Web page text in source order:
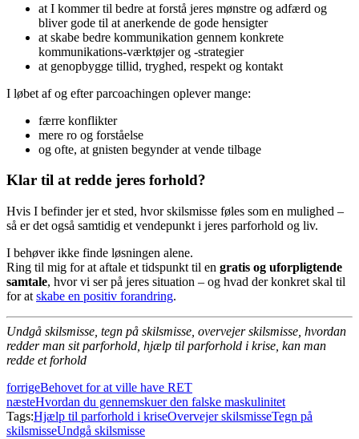
at I kommer til bedre at forstå jeres mønstre og adfærd og
bliver gode til at anerkende de gode hensigter
at skabe bedre kommunikation gennem konkrete
kommunikations-værktøjer og -strategier
at genopbygge tillid, tryghed, respekt og kontakt
I løbet af og efter parcoachingen oplever mange:
færre konflikter
mere ro og forståelse
og ofte, at gnisten begynder at vende tilbage
Klar til at redde jeres forhold?
Hvis I befinder jer et sted, hvor skilsmisse føles som en mulighed –
så er det også samtidig et vendepunkt i jeres parforhold og liv.
I behøver ikke finde løsningen alene.
Ring til mig for at aftale et tidspunkt til en gratis og uforpligtende
samtale, hvor vi ser på jeres situation – og hvad der konkret skal til
for at skabe en positiv forandring.
Undgå skilsmisse, tegn på skilsmisse, overvejer skilsmisse, hvordan
redder man sit parforhold, hjælp til parforhold i krise, kan man
redde et forhold
forrigeBehovet for at ville have RET
næsteHvordan du gennemskuer den falske maskulinitet
Tags:Hjælp til parforhold i kriseOvervejer skilsmisseTegn på
skilsmisseUndgå skilsmisse